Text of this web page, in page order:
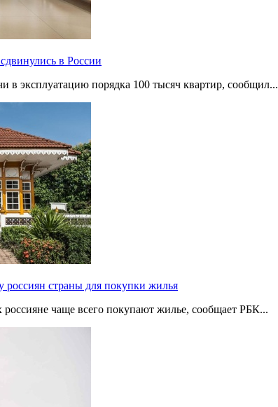
в России
в эксплуатацию порядка 100 тысяч квартир, сообщил...
россиян страны для покупки жилья
россияне чаще всего покупают жилье, сообщает РБК...